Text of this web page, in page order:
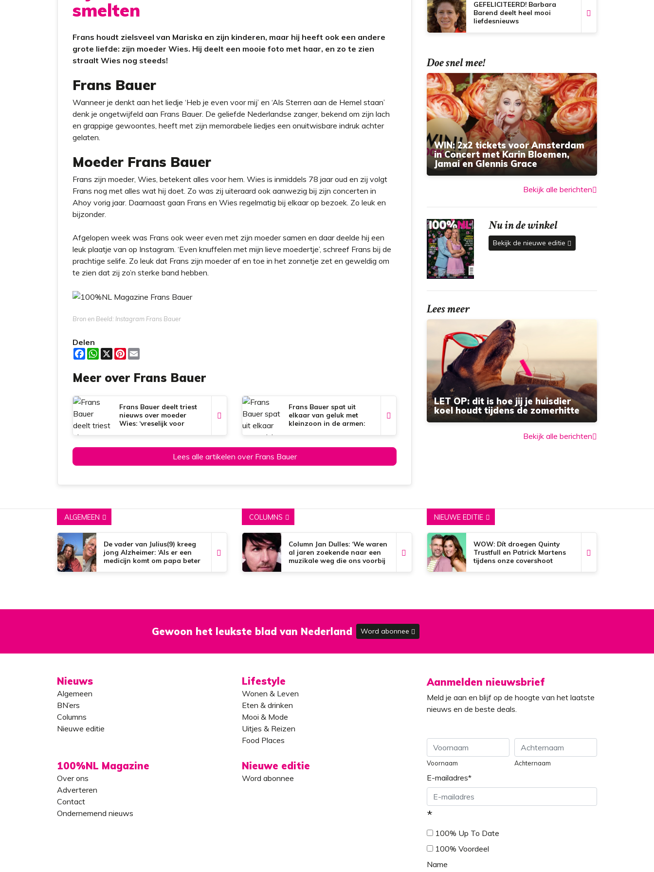
smelten
Frans houdt zielsveel van Mariska en zijn kinderen, maar hij heeft ook een andere
grote liefde: zijn moeder Wies. Hij deelt een mooie foto met haar, en zo te zien
straalt Wies nog steeds!
Frans Bauer
Wanneer je denkt aan het liedje ‘Heb je even voor mij’ en ‘Als Sterren aan de Hemel staan’
denk je ongetwijfeld aan Frans Bauer. De geliefde Nederlandse zanger, bekend om zijn lach
en grappige gewoontes, heeft met zijn memorabele liedjes een onuitwisbare indruk achter
gelaten.
Moeder Frans Bauer
Frans zijn moeder, Wies, betekent alles voor hem. Wies is inmiddels 78 jaar oud en zij volgt
Frans nog met alles wat hij doet. Zo was zij uiteraard ook aanwezig bij zijn concerten in
Ahoy vorig jaar. Daarnaast gaan Frans en Wies regelmatig bij elkaar op bezoek. Zo leuk en
bijzonder.
Afgelopen week was Frans ook weer even met zijn moeder samen en daar deelde hij een
leuk plaatje van op Instagram. ‘Even knuffelen met mijn lieve moedertje’, schreef Frans bij de
prachtige selife. Zo leuk dat Frans zijn moeder af en toe in het zonnetje zet en geweldig om
te zien dat zij zo’n sterke band hebben.
Bron en Beeld: Instagram Frans Bauer
Delen
F
a
e
b
o
k
W
h
t
s
p
p
X
P
t
e
e
s
t
i
Meer over Frans Bauer
Frans Bauer deelt triest
nieuws over moeder
Wies: ‘vreselijk voor
Frans Bauer spat uit
elkaar van geluk met
kleinzoon in de armen:
Lees alle artikelen over Frans Bauer
GEFELICITEERD! Barbara
Barend deelt heel mooi
liefdesnieuws
Doe snel mee!
WIN: 2x2 tickets voor Amsterdam
in Concert met Karin Bloemen,
Jamai en Glennis Grace
Bekijk alle berichten
Nu in de winkel
Bekijk de nieuwe editie
Lees meer
LET OP: dit is hoe jij je huisdier
koel houdt tijdens de zomerhitte
Bekijk alle berichten
ALGEMEEN
De vader van Julius(9) kreeg
jong Alzheimer: ‘Als er een
medicijn komt om papa beter
COLUMNS
Column Jan Dulles: ‘We waren
al jaren zoekende naar een
muzikale weg die ons voorbij
NIEUWE EDITIE
WOW: Dít droegen Quinty
Trustfull en Patrick Martens
tijdens onze covershoot
Gewoon het leukste blad van Nederland Word abonnee
Nieuws
Algemeen
BN’ers
Columns
Nieuwe editie
Lifestyle
Wonen & Leven
Eten & drinken
Mooi & Mode
Uitjes & Reizen
Food Places
100%NL Magazine
Over ons
Adverteren
Contact
Ondernemend nieuws
Nieuwe editie
Word abonnee
Aanmelden nieuwsbrief
Meld je aan en blijf op de hoogte van het laatste
nieuws en de beste deals.
Voornaam Achternaam
E-mailadres*
*
100% Up To Date
100% Voordeel
Name